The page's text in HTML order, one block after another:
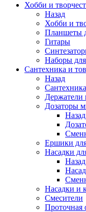
Хобби и
Назад
Хобби и
Планшеты
Гитары
Наборы
Сантехника и
Назад
Держатели
Дозаторы
Назад
Ершики
Насадки
Назад
Насадки и
Смесители
Проточная